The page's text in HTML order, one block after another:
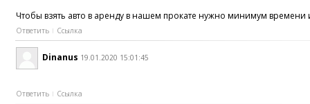
Чтобы взять авто в аренду в нашем прокате нужно минимум
Ответить Ссылка
Dinanus 19.01.2020 15:01:45
Ответить Ссылка